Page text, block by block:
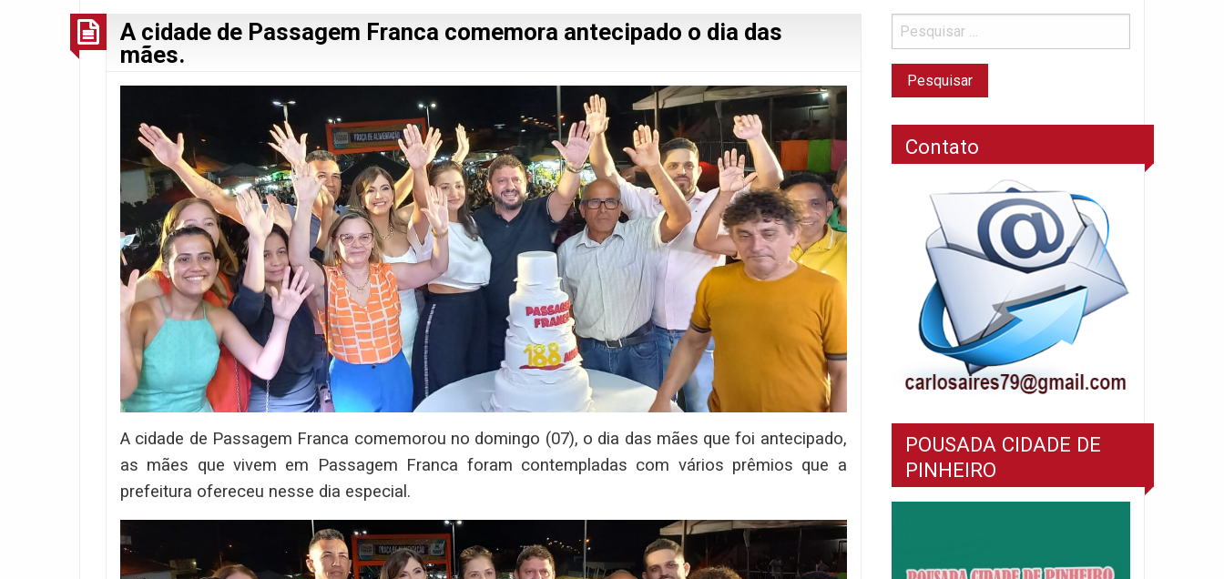
A cidade de Passagem Franca comemora antecipado o dia das
mães.
A cidade de Passagem Franca comemorou no domingo (07), o dia das mães que foi antecipado,
as mães que vivem em Passagem Franca foram contempladas com vários prêmios que a
prefeitura ofereceu nesse dia especial.
Contato
POUSADA CIDADE DE
PINHEIRO